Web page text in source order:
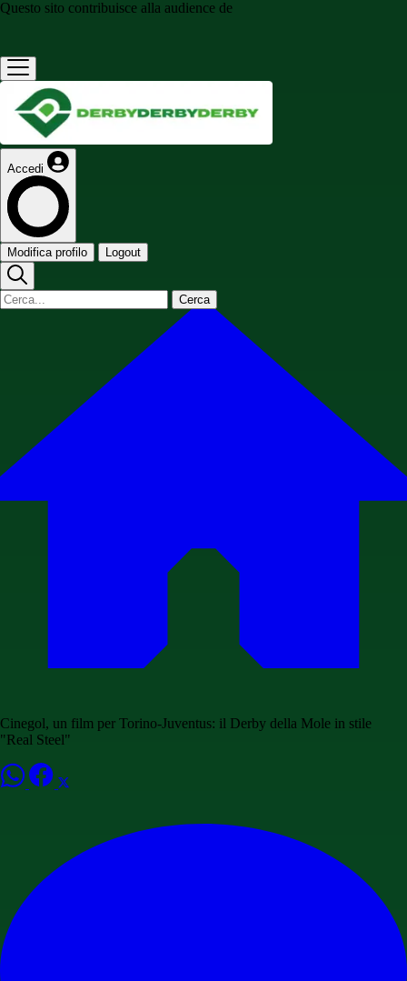
Questo sito contribuisce alla audience de
Accedi
Modifica profilo Logout
Cerca
Cinegol, un film per Torino-Juventus: il Derby della Mole in stile
"Real Steel"